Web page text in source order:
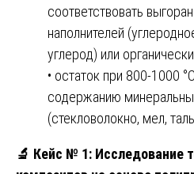
соответствовать
наполнителей
углерод) или
• остаток при 800-1000
содержанию
(стекловолокно, мел,
🔬 Кейс № 1: Исследование